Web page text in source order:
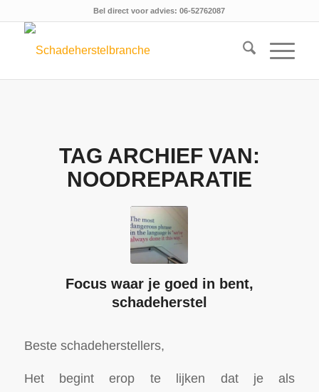
Bel direct voor advies: 06-52762087
TAG ARCHIEF VAN:
NOODREPARATIE
Focus waar je goed in bent,
schadeherstel
Beste schadeherstellers,
Het begint erop te lijken dat je als